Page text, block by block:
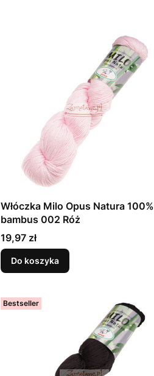
Włóczka Milo Opus Natura 100%
bambus 002 Róż
Cena
19,97 zł
Do koszyka
Bestseller